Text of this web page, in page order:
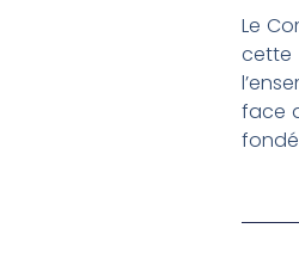
Le
cette
face